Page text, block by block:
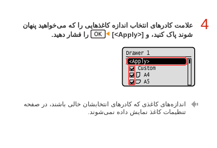
4
علامت کادرهای انتخاب اندازه‌ کاغذهایی را که می‌خواهید پنهان
شوند پاک کنید، و [<Apply>]‏
را فشار دهید.
اندازه‌های کاغذی که کادرهای انتخابشان خالی باشند، در صفحه
تنظیمات کاغذ نمایش داده نمی‌شوند.